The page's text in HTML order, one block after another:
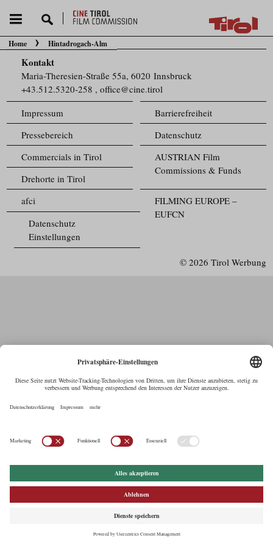
Sie befinden sich hier:
Home Hintadrogach-Alm
Kontakt
Maria-Theresien-Straße 55a, 6020 Innsbruck
+43.512.5320-258 ,office@cine.tirol
Impressum
Barrierefreiheit
Pressebereich
Datenschutz
Commercials in Tirol
AUSTRIAN Film
Commissions & Funds
Drehorte in Tirol
FILMING EUROPE –
EUFCN
afci
Datenschutz
Einstellungen
© 2026 Tirol Werbung